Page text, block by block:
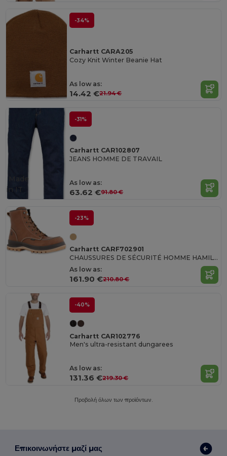
-34%
Carhartt CARA205
Cozy Knit Winter Beanie Hat
As low as:
14.42 €21.94 €
-31%
Carhartt CAR102807
JEANS HOMME DE TRAVAIL
As low as:
63.62 €91.80 €
Made
in
IT
-23%
Carhartt CARF702901
CHAUSSURES DE SÉCURITÉ HOMME HAMILTON 6''
As low as:
161.90 €210.80 €
-40%
Carhartt CAR102776
Men's ultra-resistant dungarees
As low as:
131.36 €219.30 €
Προβολή όλων των προϊόντων.
Επικοινωνήστε μαζί μας